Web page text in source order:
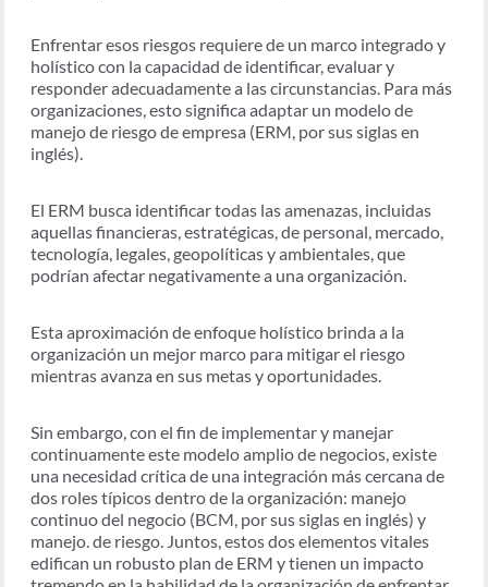
Enfrentar esos riesgos requiere de un marco integrado y
holístico con la capacidad de identificar, evaluar y
responder adecuadamente a las circunstancias. Para más
organizaciones, esto significa adaptar un modelo de
manejo de riesgo de empresa (ERM, por sus siglas en
inglés).
El ERM busca identificar todas las amenazas, incluidas
aquellas financieras, estratégicas, de personal, mercado,
tecnología, legales, geopolíticas y ambientales, que
podrían afectar negativamente a una organización.
Esta aproximación de enfoque holístico brinda a la
organización un mejor marco para mitigar el riesgo
mientras avanza en sus metas y oportunidades.
Sin embargo, con el fin de implementar y manejar
continuamente este modelo amplio de negocios, existe
una necesidad crítica de una integración más cercana de
dos roles típicos dentro de la organización: manejo
continuo del negocio (BCM, por sus siglas en inglés) y
manejo. de riesgo. Juntos, estos dos elementos vitales
edifican un robusto plan de ERM y tienen un impacto